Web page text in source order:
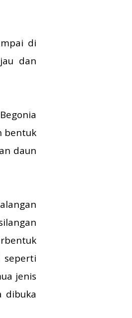
di
dan
bentuk
daun
jenis
dibuka